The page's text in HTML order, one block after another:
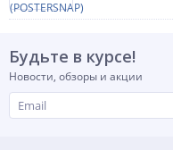
Будьте в курсе!
Новости, обзоры и акции